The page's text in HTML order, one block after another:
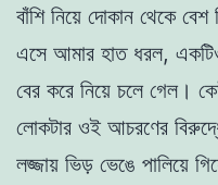
বাঁশি নিয়ে দোকান থেকে
এসে আমার হাত ধরল,
বের করে নিয়ে চলে গেল।
লোকটার ওই আচরণের
লজ্জায় ভিড় ভেঙে পালিয়ে